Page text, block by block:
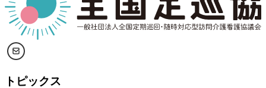
トピックス